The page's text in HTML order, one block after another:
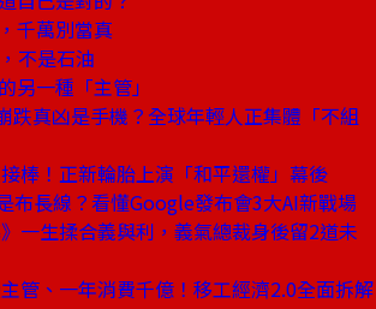
千萬別當真
不是石油
另一種「主管」
跌真凶是手機？全球年輕人正集體「不組
棒！正新輪胎上演「和平還權」幕後
布長線？看懂Google發布會3大AI新戰場
一生揉合義與利，義氣總裁身後留2道未
管、一年消費千億！移工經濟2.0全面拆解